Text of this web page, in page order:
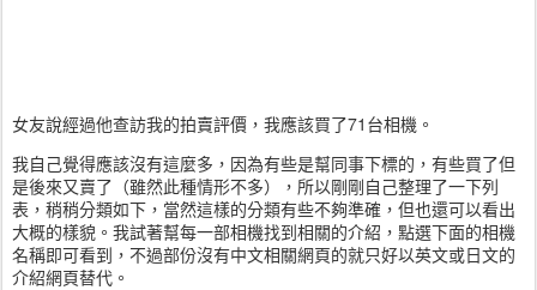
女友說經過他查訪我的拍賣評價，我應該買了71台相機。
我自己覺得應該沒有這麼多，因為有些是幫同事下標的，有些買了但
是後來又賣了（雖然此種情形不多），所以剛剛自己整理了一下列
表，稍稍分類如下，當然這樣的分類有些不夠準確，但也還可以看出
大概的樣貌。我試著幫每一部相機找到相關的介紹，點選下面的相機
名稱即可看到，不過部份沒有中文相關網頁的就只好以英文或日文的
介紹網頁替代。